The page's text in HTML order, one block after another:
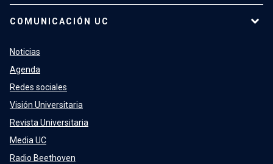
COMUNICACIÓN UC
Noticias
Agenda
Redes sociales
Visión Universitaria
Revista Universitaria
Media UC
Radio Beethoven